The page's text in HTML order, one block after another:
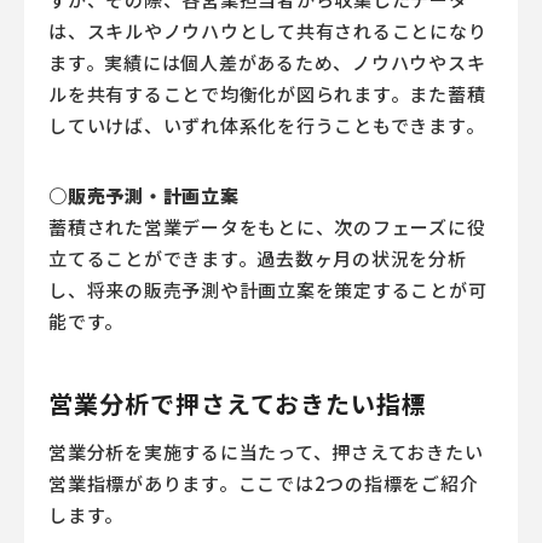
は、スキルやノウハウとして共有されることになり
ます。実績には個人差があるため、ノウハウやスキ
ルを共有することで均衡化が図られます。また蓄積
していけば、いずれ体系化を行うこともできます。
○販売予測・計画立案
蓄積された営業データをもとに、次のフェーズに役
立てることができます。過去数ヶ月の状況を分析
し、将来の販売予測や計画立案を策定することが可
能です。
営業分析で押さえておきたい指標
営業分析を実施するに当たって、押さえておきたい
営業指標があります。ここでは2つの指標をご紹介
します。